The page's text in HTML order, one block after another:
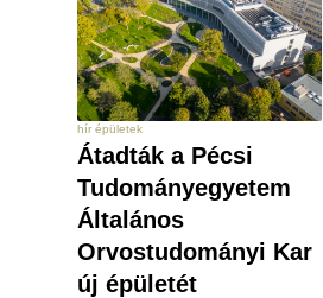
hír épületek
Átadták a Pécsi
Tudományegyetem
Általános
Orvostudományi Kar
új épületét